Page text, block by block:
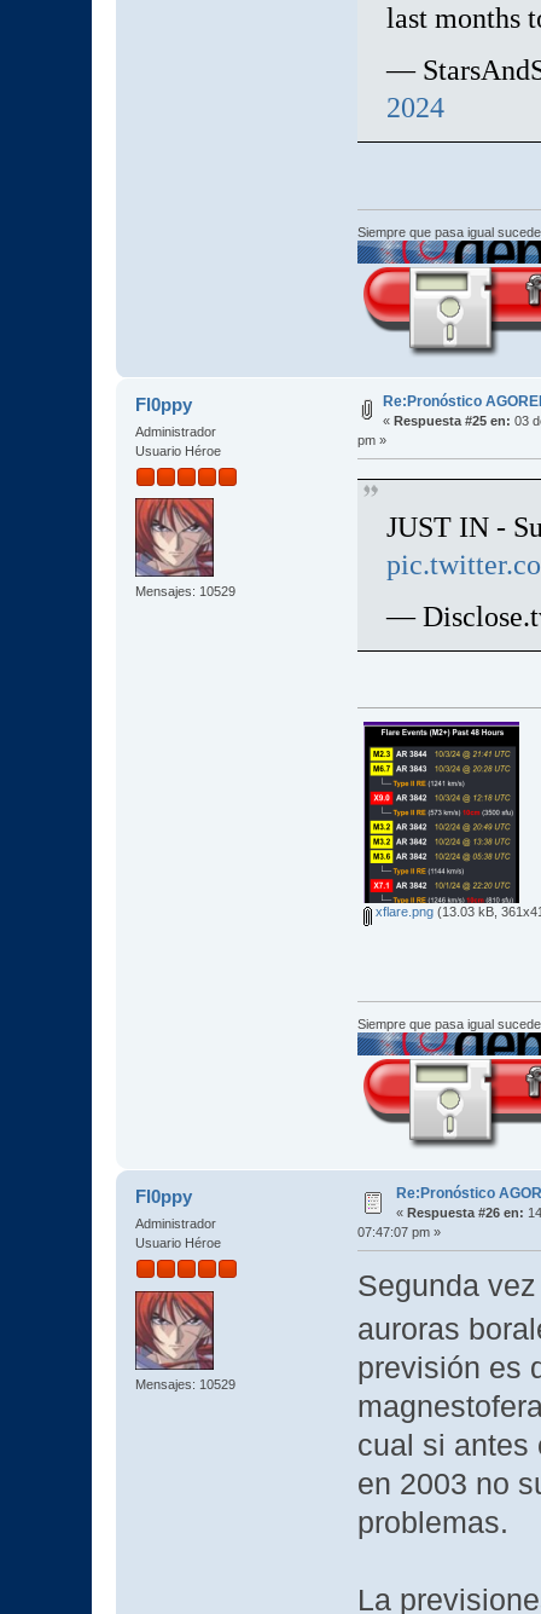
last months
—
2024
Siempre que pasa igual
Fl0ppy
Administrador
Usuario Héroe
Mensajes: 10529
Re:Pronóstico
« Respuesta #25 en: 03
pm »
JUST IN -
—
xflare.png(13.03 kB,
Siempre que pasa igual
Fl0ppy
Administrador
Usuario Héroe
Mensajes: 10529
Re:Pronóstico
« Respuesta #26 en:
07:47:07 pm »
Segunda
auroras
previsión es
cual si antes
en 2003 no
problemas.
La